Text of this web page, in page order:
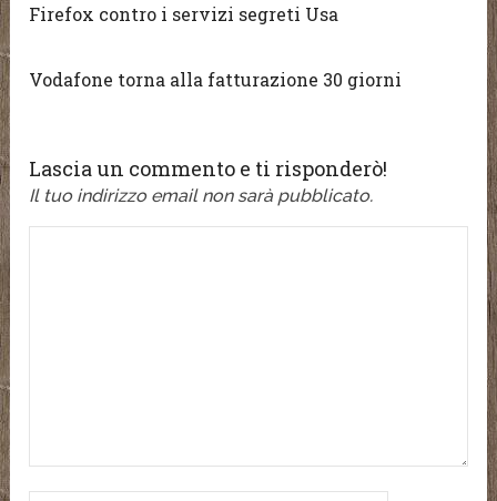
Firefox contro i servizi segreti Usa
Vodafone torna alla fatturazione 30 giorni
Lascia un commento e ti risponderò!
Il tuo indirizzo email non sarà pubblicato.